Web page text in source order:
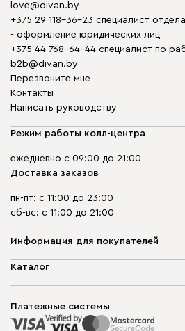
love@divan.by
+375 29 118-36-23 специалист
- оформление юридических лиц
+375 44 768-64-44 специалист по
b2b@divan.by
Перезвоните мне
Контакты
Написать руководству
Режим работы колл-центра
ежедневно с 09:00 до 21:00
Доставка заказов
пн-пт: с 11:00 до 23:00
сб-вс: с 11:00 до 21:00
Информация для покупателей
О компании
Способы оплаты
Рассрочка и кредит
Каталог
Корпусная мебель
Распродажа мебели
Платежные системы